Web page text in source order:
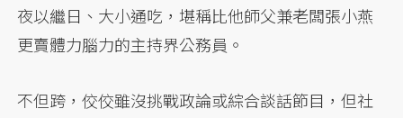
夜以繼日、大小通吃，堪稱比他師父兼老闆張小燕
更賣體力腦力的主持界公務員。
不但跨，佼佼雖沒挑戰政論或綜合談話節目，但社